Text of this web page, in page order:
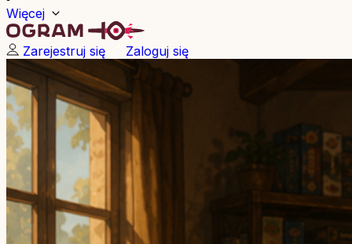
Więcej
Zarejestruj się Zaloguj się